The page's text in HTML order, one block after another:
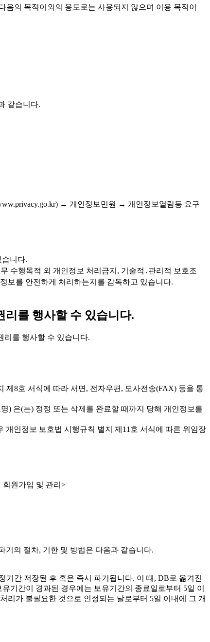
음의 목적이외의 용도로는 사용되지 않으며 이용 목적이
같습니다.
→ 개인정보민원 → 개인정보열람등 요구
니다.
수행목적 외 개인정보 처리금지, 기술적․관리적 보호조
보를 안전하게 처리하는지를 감독하고 있습니다.
리를 행사할 수 있습니다.
리를 행사할 수 있습니다.
제8호 서식에 따라 서면, 전자우편, 모사전송(FAX) 등을 통
) 은(는) 정정 또는 삭제를 완료할 때까지 당해 개인정보를
인정보 보호법 시행규칙 별지 제11호 서식에 따른 위임장
회원가입 및 관리>
기의 절차, 기한 및 방법은 다음과 같습니다.
간 저장된 후 혹은 즉시 파기됩니다. 이 때, DB로 옮겨진
기간이 경과된 경우에는 보유기간의 종료일로부터 5일 이
리가 불필요한 것으로 인정되는 날로부터 5일 이내에 그 개